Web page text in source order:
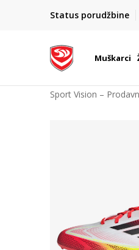
Status porudžbine
Muškarci
Sport Vision –